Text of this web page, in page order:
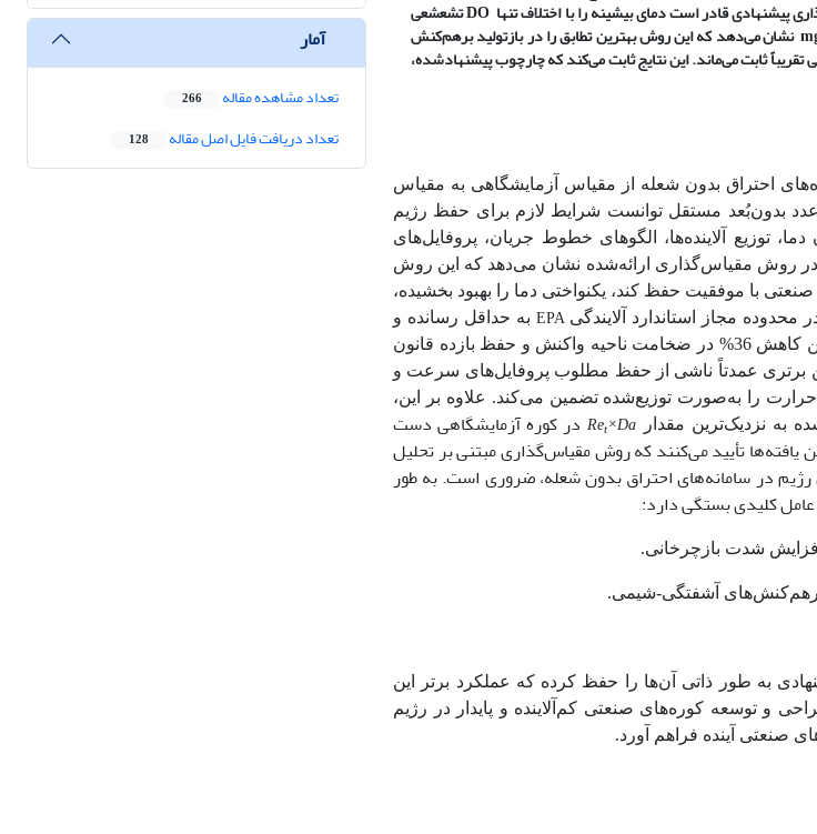
تشعشعیDO قادر است دمای بیشینه را با اختلاف تنها
نشان می‌دهد که این روش بهترین تطابق را در بازتولید برهم‌کنش
ثابت می‌ماند. این نتایج ثابت می‌کند که چارچوب پیشنهاد‌شده،
احتراق بدون شعله از مقیاس آزمایشگاهی به مقیاس
بدون‌بُعد مستقل توانست شرایط لازم برای حفظ رژیم
توزیع آلاینده‌ها، الگوهای خطوط جریان، پروفایل‌های
در روش‌ مقیاس‌گذاری ارائه‌شده نشان می‌دهد که این روش
با موفقیت حفظ کند، یکنواختی دما را بهبود بخشیده،
محدوده مجاز استاندارد آلایندگیEPA به حداقل رسانده و
) را بیش از شش برابر افزایش می‌دهد. همچنین کاهش 36% در ضخامت ناحیه واکنش و حفظ بازده قانون
برتری عمدتاً ناشی از حفظ مطلوب پروفایل‌های سرعت و
را به‌صورت توزیع‌شده تضمین می‌کند. علاوه بر این،
به نزدیک‌ترین مقدار
Ret×Da
در کوره آزمایشگاهی دست
یافته‌ها تأیید می‌کنند که روش‌ مقیاس‌گذاری مبتنی بر تحلیل
رژیم در سامانه‌های احتراق بدون شعله، ضروری است. به طور
کلیدی بستگی دارد:
شدت بازچرخانی.
برهم‌کنش‌های آشفتگی-شیمی.
به طور ذاتی آن‌ها را حفظ کرده که عملکرد برتر این
و توسعه کوره‌های صنعتی کم‌آلاینده و پایدار در رژیم
صنعتی آینده فراهم آورد.
آمار
تعداد مشاهده مقاله 266
تعداد دریافت فایل اصل مقاله 128